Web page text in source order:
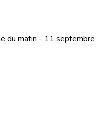
du matin - 11 septembre